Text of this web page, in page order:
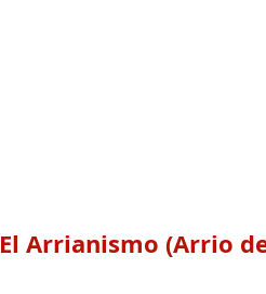
El Arrianismo (Arrio